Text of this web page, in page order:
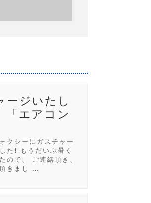
ージいたし
「エアコン
クシーにガスチャー
た❗ もうだいぶ暑く
ので、 ご連絡頂き、
きまし …